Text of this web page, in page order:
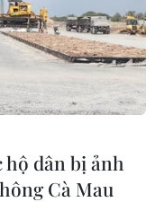
hộ dân bị ảnh
Cà Mau